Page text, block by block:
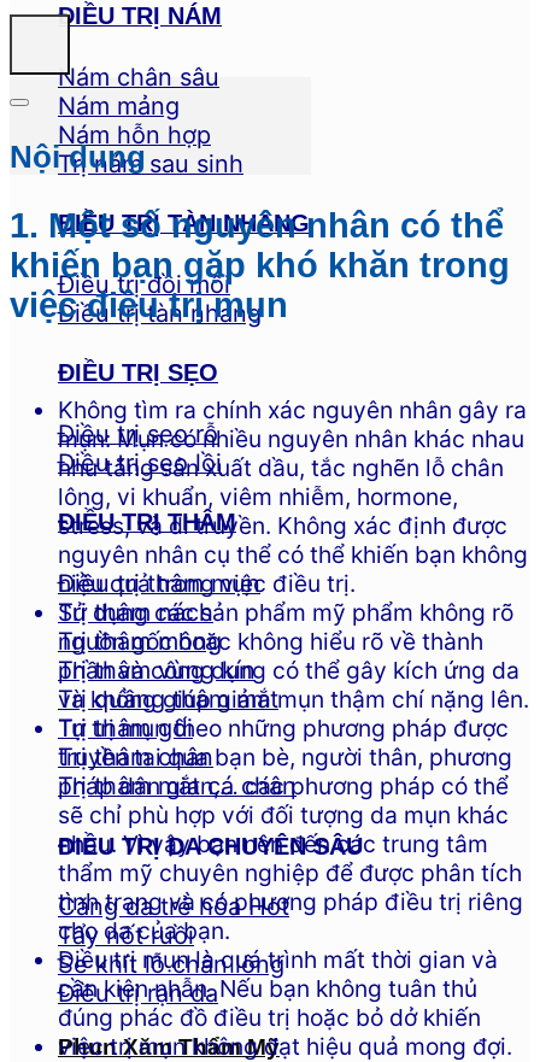
ĐIỀU TRỊ NÁM
Nám chân sâu
Nám mảng
Nám hỗn hợp
Trị nám sau sinh
ĐIỀU TRỊ TÀN NHANG
Điều trị đồi mồi
Điều trị tàn nhang
ĐIỀU TRỊ SẸO
Điều trị sẹo rỗ
Điều trị sẹo lồi
ĐIỀU TRỊ THÂM
Điều trị thâm mụn
Trị thâm nách
Trị thâm mông
Trị thâm vùng kín
Trị quầng thâm mắt
Trị thâm gối
Trị thâm chân
Trị thâm mắt cá chân
ĐIỀU TRỊ DA CHUYÊN SÂU
Căng da trẻ hóa
Tẩy nốt ruồi
Se khít lỗ chân lông
Điều trị rạn da
Phun Xăm Thẩm Mỹ
Nội dung
1. Một số nguyên nhân có thể
khiến bạn gặp khó khăn trong
việc điều trị mụn
Không tìm ra chính xác nguyên nhân gây ra
mụn: Mụn có nhiều nguyên nhân khác nhau
như tăng sản xuất dầu, tắc nghẽn lỗ chân
lông, vi khuẩn, viêm nhiễm, hormone,
stress, và di truyền. Không xác định được
nguyên nhân cụ thể có thể khiến bạn không
hiệu quả trong việc điều trị.
Sử dụng các sản phẩm mỹ phẩm không rõ
nguồn gốc hoặc không hiểu rõ về thành
phần và công dụng có thể gây kích ứng da
và không giúp giảm mụn thậm chí nặng lên.
Tự trị mụn theo những phương pháp được
truyền tai qua bạn bè, người thân, phương
pháp dân gian,… các phương pháp có thể
sẽ chỉ phù hợp với đối tượng da mụn khác
nhau. Vì vậy bạn nên đến các trung tâm
thẩm mỹ chuyên nghiệp để được phân tích
tình trạng và có phương pháp điều trị riêng
cho da của bạn.
Điều trị mụn là quá trình mất thời gian và
cần kiên nhẫn. Nếu bạn không tuân thủ
đúng phác đồ điều trị hoặc bỏ dở khiến
việc trị mụn không đạt hiệu quả mong đợi.